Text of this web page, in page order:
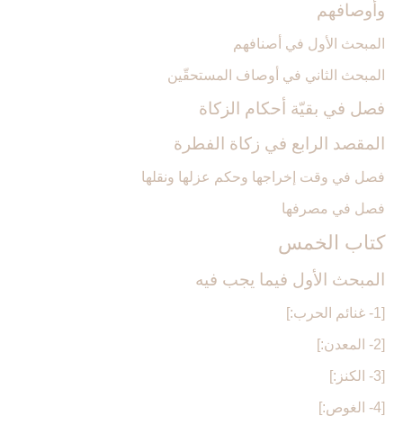
وأوصافهم‏
المبحث الأول في أصنافهم
المبحث الثاني في أوصاف المستحقّين
فصل في بقيّة أحكام الزكاة
المقصد الرابع في زكاة الفطرة
فصل في وقت إخراجها وحكم عزلها ونقلها
فصل في مصرفها
كتاب الخمس‏
المبحث الأول فيما يجب فيه‏
[1- غنائم الحرب:]
[2- المعدن:]
[3- الكنز:]
[4- الغوص:]